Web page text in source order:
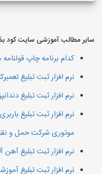
سایر مطالب آموزشی سایت کود
کدام برنامه چاپ
نرم افزار ثبت تبلیغ
نرم افزار ثبت تبلیغ
نرم افزار ثبت تبلیغ
موتوری شرکت حمل و
نرم افزار ثبت تبلیغ آهن
نرم افزار ثبت تبلیغ